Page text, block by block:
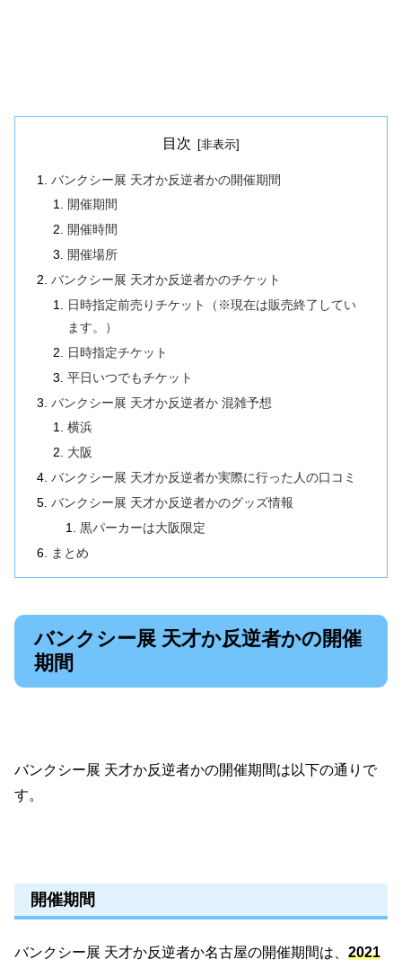
目次
バンクシー展 天才か反逆者かの開催期間
開催期間
開催時間
開催場所
バンクシー展 天才か反逆者かのチケット
日時指定前売りチケット（※現在は販売終了してい
ます。）
日時指定チケット
平日いつでもチケット
バンクシー展 天才か反逆者か 混雑予想
横浜
大阪
バンクシー展 天才か反逆者か実際に行った人の口コミ
バンクシー展 天才か反逆者かのグッズ情報
黒パーカーは大阪限定
まとめ
バンクシー展 天才か反逆者かの開催
期間
バンクシー展 天才か反逆者かの開催期間は以下の通りで
す。
開催期間
バンクシー展 天才か反逆者か名古屋の開催期間は、 2021